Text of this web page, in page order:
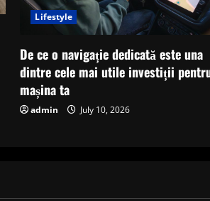
Lifestyle
De ce o navigație dedicată este una
dintre cele mai utile investiții
mașina ta
admin July 10, 2026